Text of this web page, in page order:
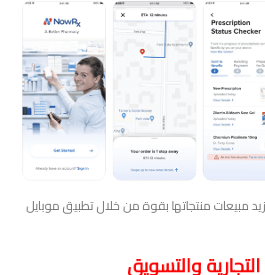
مبيعات منتجاتها بقوة من خلال تطبيق موبايل
والتسويق